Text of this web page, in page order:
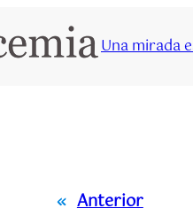
Una mirada
« Anterior